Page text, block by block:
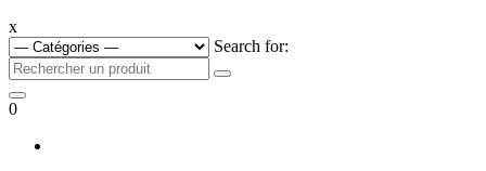
x
Search for:
0